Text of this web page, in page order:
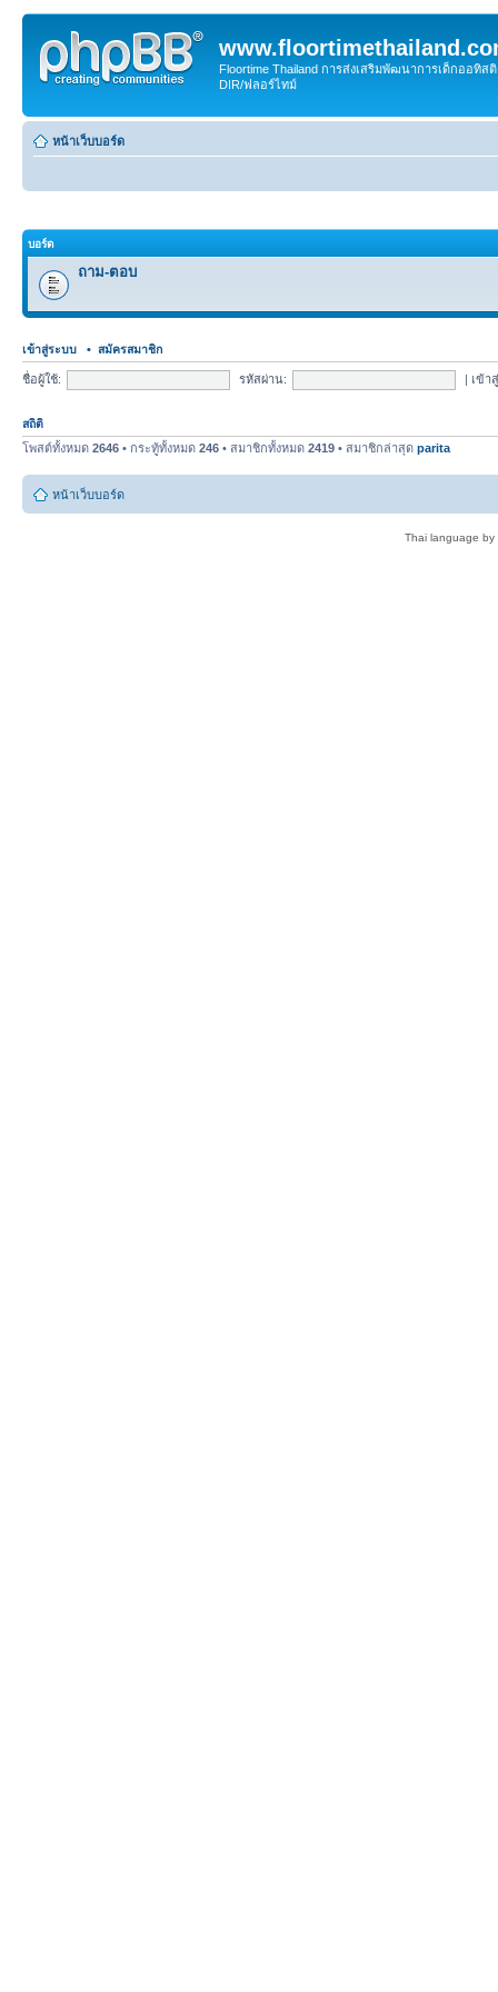
Floortime Thailand การส่งเสริมพัฒนาการเด็กออทิ
DIR/ฟลอร์ไทม์
หน้าเว็บบอร์ด
บอร์ด
ถาม-ตอบ
เข้าสู่ระบบ • สมัครสมาชิก
ชื่อผู้ใช้: รหัสผ่าน: | เข้า
สถิติ
โพสต์ทั้งหมด 2646 • กระทู้ทั้งหมด 246 • สมาชิกทั้งหมด 2419 • สมาชิกล่าสุด parita
หน้าเว็บบอร์ด
Thai language by